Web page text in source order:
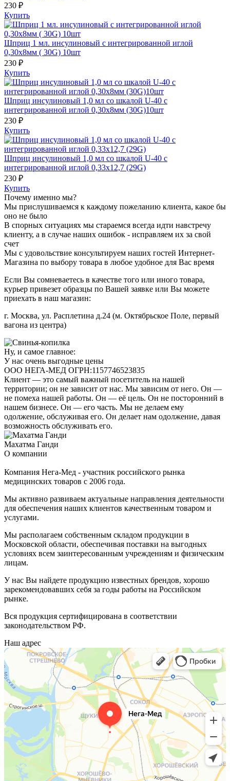
230 ₽
Купить
Шприц 1 мл. инсулиновый с интегрированной иглой
0,30х8мм ( 30G) 10шт
230 ₽
Купить
Шприц инсулиновый 1,0 мл со шкалой U-40 с
интегрированной иглой 0,30х8мм (30G)10шт
230 ₽
Купить
Шприц инсулиновый 1,0 мл со шкалой U-40 с
интегрированной иглой 0,33х12,7 (29G)
230 ₽
Купить
Почему именно мы?
Мы прислушиваемся к каждому пожеланию клиента, какое бы
оно не было
В спорных ситуациях мы стараемся всегда идти навстречу
клиенту, а в случае наших ошибок - исправляем их за свой
счет
Мы с удовольствие консультируем наших гостей Интернет-
Магазина по выбору товара в любое удобное для Вас время
Если Вы сомневаетесь в качестве того или иного товара,
курьер привезет образцы по Вашей заявке или Вы можете
приехать в наш магазин:
г. Москва, ул. Расплетина д.24 (м. Октябрьское Поле, первый
вагона из центра)
Ну, и самое главное:
У нас очень выгодные цены
ООО НЕГА-МЕД ОГРН:1157746523835
Клиент — это самый важный посетитель на нашей
территории; он не зависит от нас. Мы зависим от него. Он —
не помеха нашей работы. Он — её цель. Он не посторонний в
нашем бизнесе. Он — его часть. Мы не делаем ему
одолжение, обслуживая его. Он делает нам одолжение, давая
возможность обслуживать его.
Махатма Ганди
О компании
Компания Нега-Мед - участник российского рынка
медицинских товаров с 2006 года.
Мы активно развиваем актуальные направления деятельности
для обеспечения наших клиентов качественным товаром и
услугами.
Мы располагаем собственным складом продукции в
Московской области, обеспечивая поставки на выгодных
условиях всем заинтересованным учреждениям и физическим
лицам.
У нас Вы найдете продукцию известных брендов, хорошо
зарекомендовавших себя за годы работы на Российском
рынке.
Вся продукция сертифицирована в соответствии
законодательством РФ.
Наш адрес